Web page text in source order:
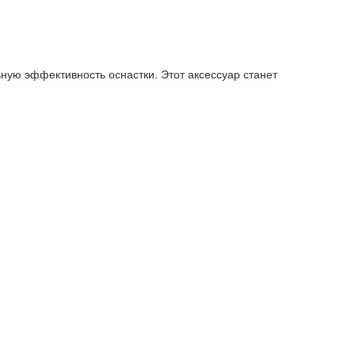
эффективность оснастки. Этот аксессуар станет